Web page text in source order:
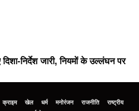
निर्देश जारी, नियमों के उल्लंघन पर
क्राइम खेल धर्म मनोरंजन राजनीति
राष्ट्रीय